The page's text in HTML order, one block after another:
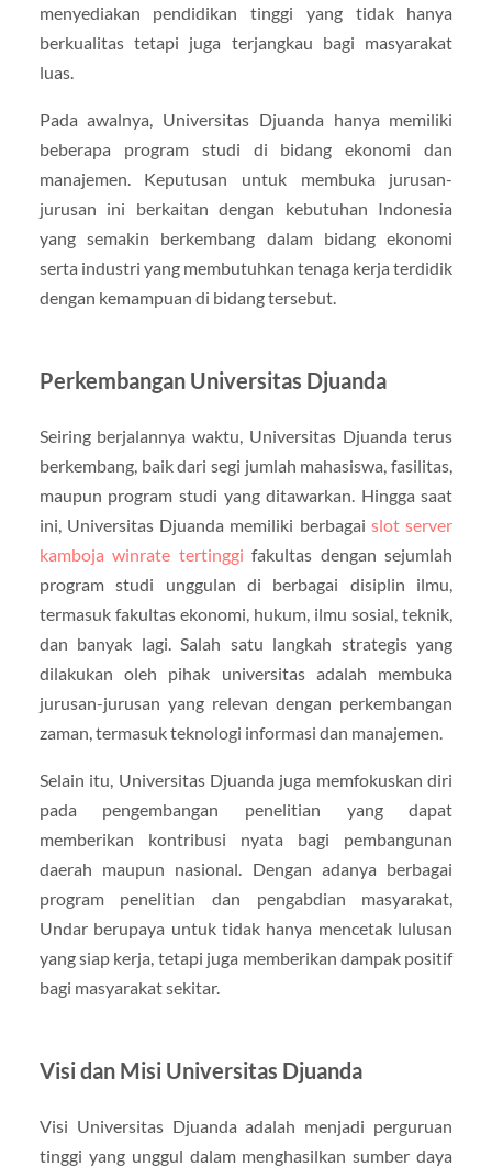
menyediakan pendidikan tinggi yang tidak hanya
berkualitas tetapi juga terjangkau bagi masyarakat
luas.
Pada awalnya, Universitas Djuanda hanya memiliki
beberapa program studi di bidang ekonomi dan
manajemen. Keputusan untuk membuka jurusan-
jurusan ini berkaitan dengan kebutuhan Indonesia
yang semakin berkembang dalam bidang ekonomi
serta industri yang membutuhkan tenaga kerja terdidik
dengan kemampuan di bidang tersebut.
Perkembangan Universitas Djuanda
Seiring berjalannya waktu, Universitas Djuanda terus
berkembang, baik dari segi jumlah mahasiswa, fasilitas,
maupun program studi yang ditawarkan. Hingga saat
ini, Universitas Djuanda memiliki berbagai slot server
kamboja winrate tertinggi fakultas dengan sejumlah
program studi unggulan di berbagai disiplin ilmu,
termasuk fakultas ekonomi, hukum, ilmu sosial, teknik,
dan banyak lagi. Salah satu langkah strategis yang
dilakukan oleh pihak universitas adalah membuka
jurusan-jurusan yang relevan dengan perkembangan
zaman, termasuk teknologi informasi dan manajemen.
Selain itu, Universitas Djuanda juga memfokuskan diri
pada pengembangan penelitian yang dapat
memberikan kontribusi nyata bagi pembangunan
daerah maupun nasional. Dengan adanya berbagai
program penelitian dan pengabdian masyarakat,
Undar berupaya untuk tidak hanya mencetak lulusan
yang siap kerja, tetapi juga memberikan dampak positif
bagi masyarakat sekitar.
Visi dan Misi Universitas Djuanda
Visi Universitas Djuanda adalah menjadi perguruan
tinggi yang unggul dalam menghasilkan sumber daya